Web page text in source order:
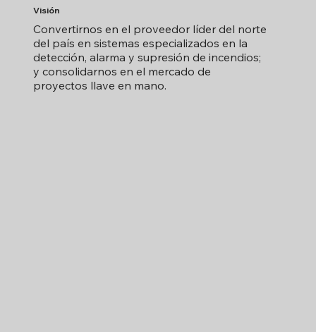
Convertirnos en el proveedor líder del norte
del país en sistemas especializados en la
detección, alarma y supresión de incendios;
y consolidarnos en el mercado de
proyectos llave en mano.
Visión